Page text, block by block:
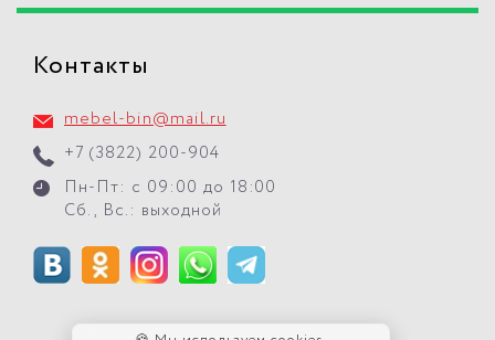
Контакты
mebel-bin@mail.ru
+7 (3822) 200-904
Пн-Пт: с 09:00 до 18:00
Сб., Вс.: выходной